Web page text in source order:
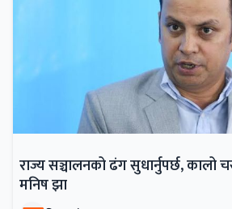
राज्य सञ्चालनको ढंग सुधार्नुपर्छ, कालो
मनिष झा